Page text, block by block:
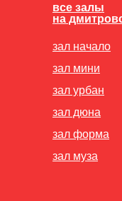
зал начало
зал мини
зал урбан
зал дюна
зал форма
зал муза
все залы
на